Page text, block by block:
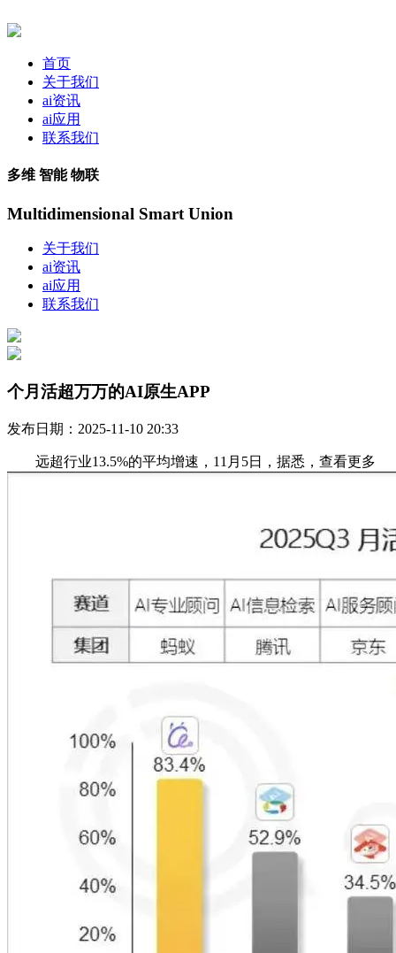
首页
关于我们
ai资讯
ai应用
联系我们
多维 智能 物联
Multidimensional Smart Union
关于我们
ai资讯
ai应用
联系我们
个月活超万万的AI原生APP
发布日期：2025-11-10 20:33
远超行业13.5%的平均增速，11月5日，据悉，查看更多